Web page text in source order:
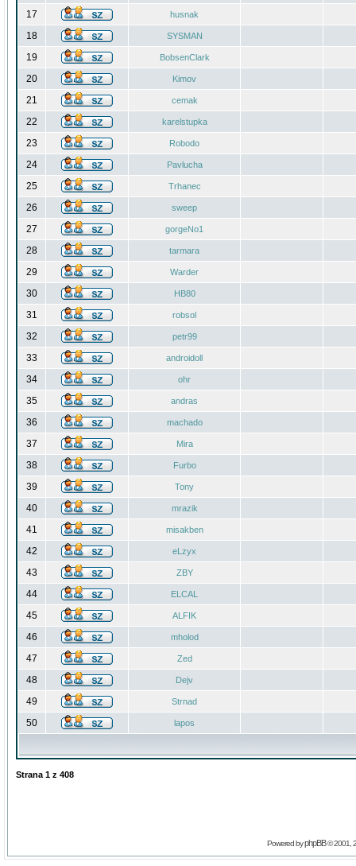
17 husnak
18 SYSMAN
19 BobsenClark
20 Kimov
21 cemak
22 karelstupka
23 Robodo
24 Pavlucha
25 Trhanec
26 sweep
27 gorgeNo1
28 tarmara
29 Warder
30 HB80
31 robsol
32 petr99
33 androidoll
34 ohr
35 andras
36 machado
37 Mira
38 Furbo
39 Tony
40 mrazik
41 misakben
42 eLzyx
43 ZBY
44 ELCAL
45 ALFIK
46 mholod
47 Zed
48 Dejv
49 Strnad
50 lapos
Strana 1 z 408
Powered byphpBB© 2001,